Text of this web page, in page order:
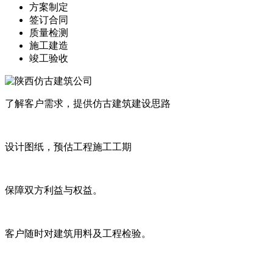
方案制定
签订合同
质量检测
施工建造
竣工验收
了解客户需求，提供仿古建筑建设思路
设计图纸，预估工程施工工期
保障双方利益与权益。
客户随时对建筑用料及工程检验。